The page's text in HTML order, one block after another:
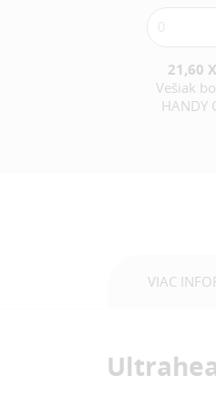
21,60
Vešiak
HANDY
VIAC